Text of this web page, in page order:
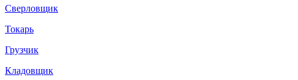
Сверловщик
Токарь
Грузчик
Кладовщик